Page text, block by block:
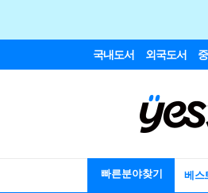
국내도서 외국도서
빠른분야찾기 베스